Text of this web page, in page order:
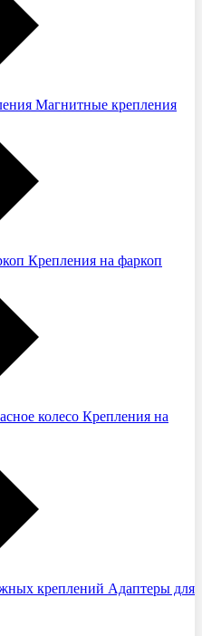
Магнитные крепления
Крепления на фаркоп
Крепления на
Адаптеры для